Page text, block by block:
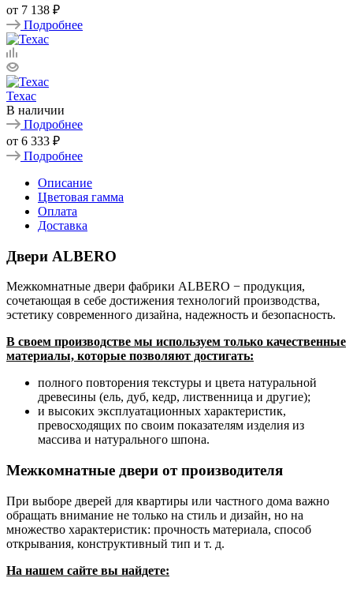
от 7 138 ₽
Подробнее
Техас
В наличии
Подробнее
от 6 333 ₽
Подробнее
Описание
Цветовая гамма
Оплата
Доставка
Двери ALBERO
Межкомнатные двери фабрики ALBERO − продукция,
сочетающая в себе достижения технологий производства,
эстетику современного дизайна, надежность и безопасность.
В своем производстве мы используем только качественные
материалы, которые позволяют достигать:
полного повторения текстуры и цвета натуральной
древесины (ель, дуб, кедр, лиственница и другие);
и высоких эксплуатационных характеристик,
превосходящих по своим показателям изделия из
массива и натурального шпона.
Межкомнатные двери от производителя
При выборе дверей для квартиры или частного дома важно
обращать внимание не только на стиль и дизайн, но на
множество характеристик: прочность материала, способ
открывания, конструктивный тип и т. д.
На нашем сайте вы найдете: